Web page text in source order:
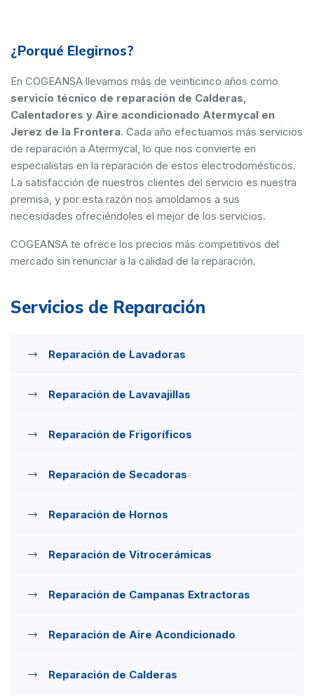
¿Porqué Elegirnos?
En COGEANSA llevamos más de veinticinco años como
servicio técnico de reparación de Calderas,
Calentadores y Aire acondicionado Atermycal en
Jerez de la Frontera. Cada año efectuamos más servicios
de reparación a Atermycal, lo que nos convierte en
especialistas en la reparación de estos electrodomésticos.
La satisfacción de nuestros clientes del servicio es nuestra
premisa, y por esta razón nos amoldamos a sus
necesidades ofreciéndoles el mejor de los servicios.
COGEANSA te ofrece los precios más competitivos del
mercado sin renunciar a la calidad de la reparación.
Servicios de Reparación
Reparación de Lavadoras
Reparación de Lavavajillas
Reparación de Frigoríficos
Reparación de Secadoras
Reparación de Hornos
Reparación de Vitrocerámicas
Reparación de Campanas Extractoras
Reparación de Aire Acondicionado
Reparación de Calderas